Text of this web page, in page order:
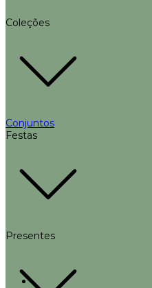
Coleções
Conjuntos
Festas
Presentes